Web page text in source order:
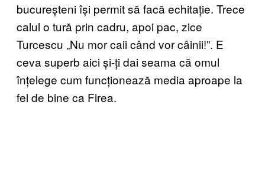
bucureșteni își permit să facă echitație. Trece
calul o tură prin cadru, apoi pac, zice
Turcescu „Nu mor caii când vor câinii!”. E
ceva superb aici și-ți dai seama că omul
înțelege cum funcționează media aproape la
fel de bine ca Firea.